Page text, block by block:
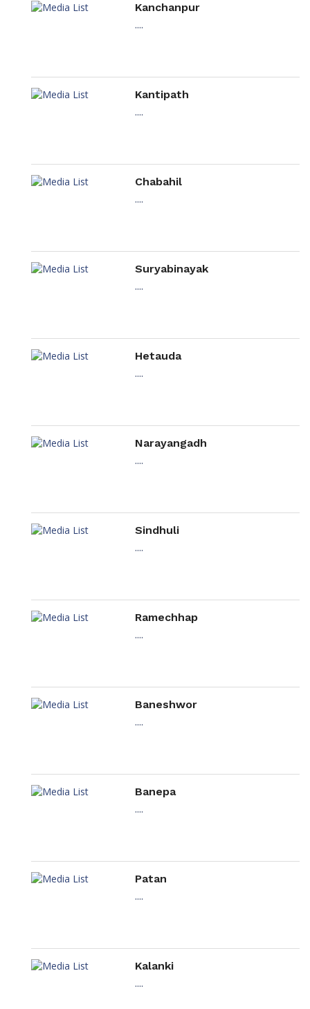
Kanchanpur
....
Kantipath
....
Chabahil
....
Suryabinayak
....
Hetauda
....
Narayangadh
....
Sindhuli
....
Ramechhap
....
Baneshwor
....
Banepa
....
Patan
....
Kalanki
....